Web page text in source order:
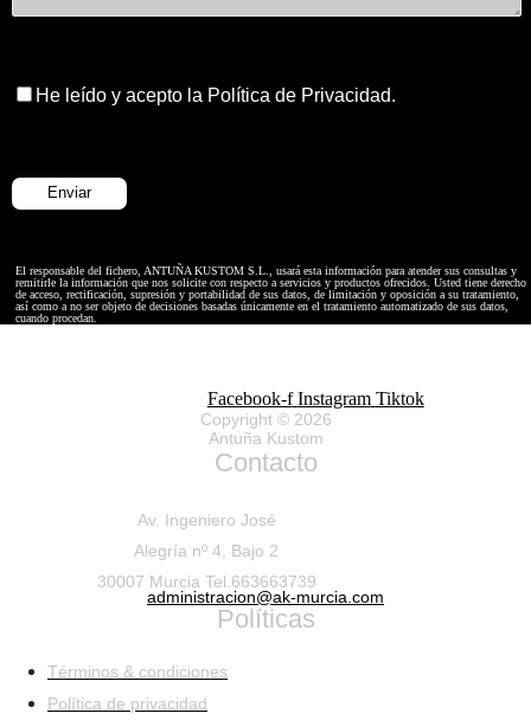
He leído y acepto la Política de Privacidad.
El responsable del fichero, ANTUÑA KUSTOM S.L., usará esta información para atender sus consultas y
remitirle la información que nos solicite con respecto a servicios y productos ofrecidos. Usted tiene derecho
de acceso, rectificación, supresión y portabilidad de sus datos, de limitación y oposición a su tratamiento,
así como a no ser objeto de decisiones basadas únicamente en el tratamiento automatizado de sus datos,
cuando procedan.
Facebook-f Instagram Tiktok
Copyright © 2026
Antuña Kustom
Contacto
Av. Ingeniero José
Alegría nº 4, Bajo 2
30007 Murcia Tel.663663739
administracion@ak-murcia.com
Políticas
Términos & condiciones
Política de privacidad